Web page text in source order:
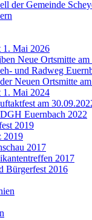
der Gemeinde
1. Mai 2026
Neue Ortsmitte
und Radweg
Neuen Ortsmitte
1. Mai 2024
am
Euernbach 2022
2019
2019
2017
2017
Bürgerfest 2016